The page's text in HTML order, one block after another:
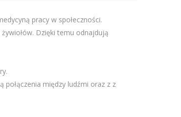
pracy w społeczności.
Dzięki temu odnajdują
między ludźmi oraz z z